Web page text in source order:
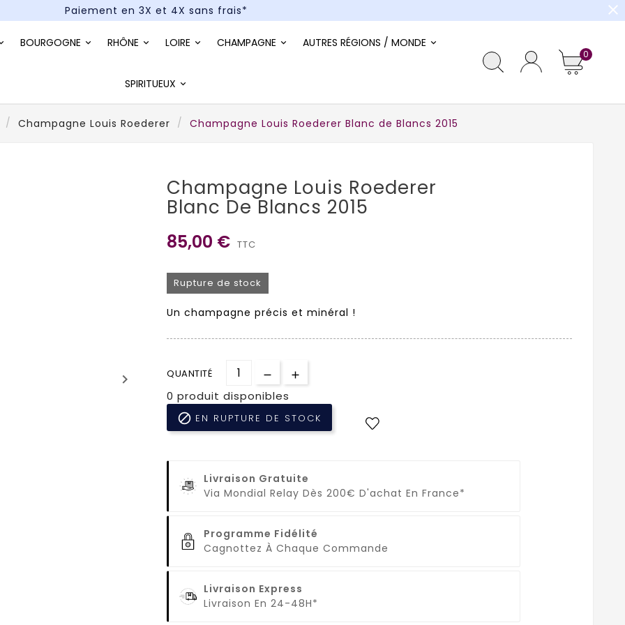
Paiement en 3X et 4X sans frais*
close
BOURGOGNE RHÔNE LOIRE CHAMPAGNE AUTRES RÉGIONS / MONDE
SPIRITUEUX
0
Champagne Louis Roederer Champagne Louis Roederer Blanc de Blancs 2015
keyboard_arrow_right
Champagne Louis Roederer
Blanc De Blancs 2015
85,00 € TTC
Rupture de stock
Un champagne précis et minéral !
QUANTITÉ
0 produit disponibles
 EN RUPTURE DE STOCK
Livraison Gratuite
Via Mondial Relay Dès 200€ D'achat En France*
Programme Fidélité
Cagnottez À Chaque Commande
Livraison Express
Livraison En 24-48H*